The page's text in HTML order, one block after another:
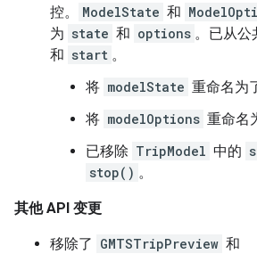
控。
ModelState 和
为 state 和 options 。已从公
和 start 。
将 modelState 重命名为
将 modelOptions 重命名
已移除 TripModel 中的
stop() 。
其他 API 变更
移除了 GMTSTripPreview 和